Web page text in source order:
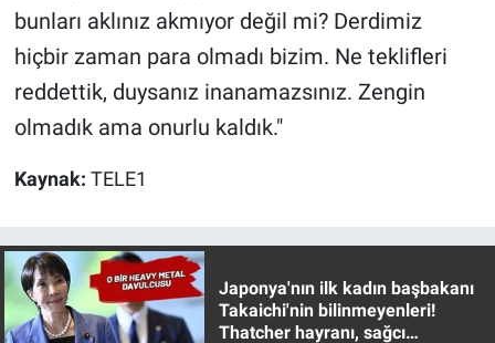
bunları aklınız akmıyor değil mi? Derdimiz
hiçbir zaman para olmadı bizim. Ne teklifleri
reddettik, duysanız inanamazsınız. Zengin
olmadık ama onurlu kaldık."
Kaynak: TELE1
Japonya'nın ilk kadın başbakanı
Takaichi'nin bilinmeyenleri!
Thatcher hayranı, sağcı